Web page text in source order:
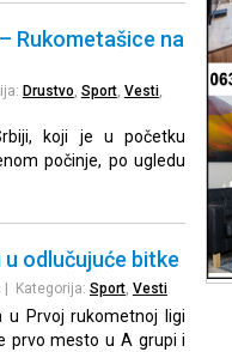
Rukometašice na
Drustvo, Sport, Vesti,
koji je u početku
počinje, po ugledu
odlučujuće bitke
| Kategorija: Sport, Vesti
u Prvoj rukometnoj ligi
prvo mesto u A grupi i